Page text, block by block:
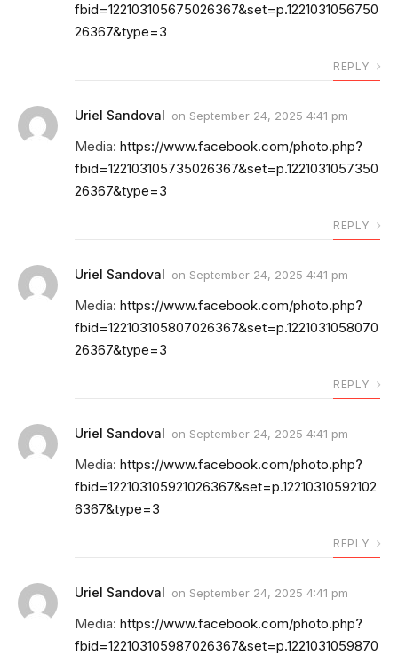
fbid=122103105675026367&set=p.1221031056750
26367&type=3
REPLY
Uriel Sandoval on September 24, 2025 4:41 pm
Media: https://www.facebook.com/photo.php?
fbid=122103105735026367&set=p.1221031057350
26367&type=3
REPLY
Uriel Sandoval on September 24, 2025 4:41 pm
Media: https://www.facebook.com/photo.php?
fbid=122103105807026367&set=p.1221031058070
26367&type=3
REPLY
Uriel Sandoval on September 24, 2025 4:41 pm
Media: https://www.facebook.com/photo.php?
fbid=122103105921026367&set=p.12210310592102
6367&type=3
REPLY
Uriel Sandoval on September 24, 2025 4:41 pm
Media: https://www.facebook.com/photo.php?
fbid=122103105987026367&set=p.1221031059870